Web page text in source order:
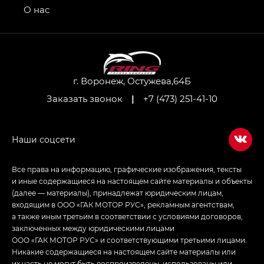
привод — GB AWD, Джи Эль Полный привод —
Джи Ти — GT, Джи Икс — GX,
Джи Икс ПРЕМИУМ — GX PREMIUM, ЛАУНЖ —
Empow — Эмпау (Empow) в комплектации
г. Воронеж, Остужева,64Б
Заказать звонок
| +7 (473) 251-41-10
О нас
Все права на информацию, графические изображения, тексты
и иные содержащиеся на настоящем сайте материалы и объекты
(далее — материалы), принадлежат юридическим лицам,
входящим в ООО «ГАК МОТОР РУС», рекламным агентствам,
а также иным третьим в соответствии с условиями договоров,
заключенных между юридическими лицами
ООО «ГАК МОТОР РУС» и соответствующими третьими лицами.
Никакие содержащиеся на настоящем сайте материалы или